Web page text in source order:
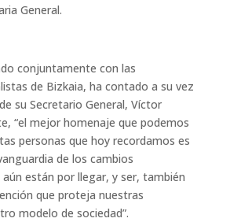
General.
conjuntamente con las
de Bizkaia, ha contado a su vez
su Secretario General, Víctor
“el mejor homenaje que podemos
personas que hoy recordamos es
de los cambios
están por llegar, y ser, también
que proteja nuestras
modelo de sociedad”.